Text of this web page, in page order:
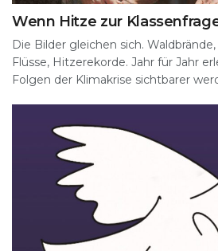
Wenn Hitze zur
Die Bilder gleichen sich.
Flüsse, Hitzerekorde. Jahr für Jahr
Folgen der Klimakrise sichtbarer